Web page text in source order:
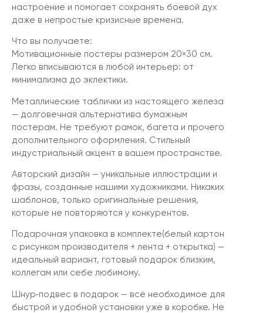
настроение и помогает сохранять боевой дух
даже в непростые кризисные времена.
Что вы получаете:
Мотивационные постеры размером 20×30 см.
Легко вписываются в любой интерьер: от
минимализма до эклектики.
Металлические таблички из настоящего железа
— долговечная альтернатива бумажным
постерам. Не требуют рамок, багета и прочего
дополнительного оформления. Стильный
индустриальный акцент в вашем пространстве.
Авторский дизайн — уникальные иллюстрации и
фразы, созданные нашими художниками. Никаких
шаблонов, только оригинальные решения,
которые не повторяются у конкурентов.
Подарочная упаковка в комплекте(белый картон
с рисунком производителя + лента + открытка) —
идеальный вариант, готовый подарок близким,
коллегам или себе любимому.
Шнур‑подвес в подарок — всё необходимое для
быстрой и удобной установки уже в коробке. Не